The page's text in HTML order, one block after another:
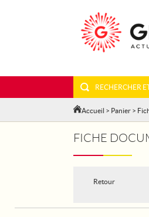
RECHERCHER
Accueil > Panier >
FICHE
Retour